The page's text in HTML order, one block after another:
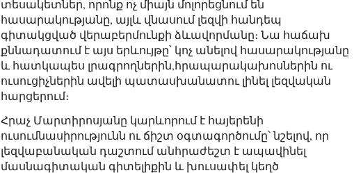
տեսակետներ, որոնք ոչ միայն մոլորեցնում են
հասարակությանը, այլև վնասում լեզվի հանդեպ
գիտակցված վերաբերմունքի ձևավորմանը։ Նա հաճախ
քննադատում է այս երևույթը՝ կոչ անելով հասարակությանը
և հատկապես լրագրողներին,հրապարակախոսներին ու
ուսուցիչներին ավելի պատասխանատու լինել լեզվական
հարցերում։
Հրաչ Մարտիրոսյանը կարևորում է հայերենի
ուսումնասիրությունն ու ճիշտ օգտագործումը՝ նշելով, որ
լեզվաբանական դաշտում անհրաժեշտ է ապավինել
մասնագիտական գիտելիքին և խուսափել կեղծ